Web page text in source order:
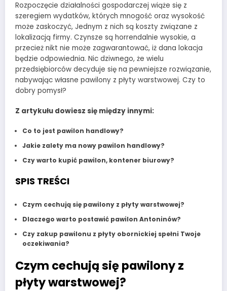
Rozpoczęcie działalności gospodarczej wiąże się z
szeregiem wydatków, których mnogość oraz wysokość
może zaskoczyć, Jednym z nich są koszty związane z
lokalizacją firmy. Czynsze są horrendalnie wysokie, a
przecież nikt nie może zagwarantować, iż dana lokacja
będzie odpowiednia. Nic dziwnego, że wielu
przedsiębiorców decyduje się na pewniejsze rozwiązanie,
nabywając własne pawilony z płyty warstwowej. Czy to
dobry pomysł?
Z artykułu dowiesz się między innymi:
Co to jest pawilon handlowy?
Jakie zalety ma nowy pawilon handlowy?
Czy warto kupić pawilon, kontener biurowy?
SPIS TREŚCI
Czym cechują się pawilony z płyty warstwowej?
Dlaczego warto postawić pawilon Antoninów?
Czy zakup pawilonu z płyty obornickiej spełni Twoje
oczekiwania?
Czym cechują się pawilony z
płyty warstwowej?